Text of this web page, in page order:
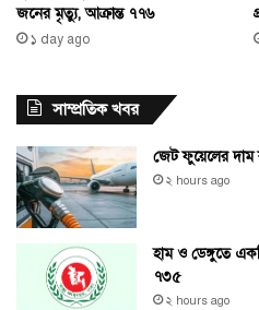
জনের মৃত্যু, আক্রান্ত ৭৭৬
১ day ago
সাম্প্রতিক খবর
জেট ফুয়েলের দাম
২ hours ago
হাম ও ডেঙ্গুতে
৭৩৫
২ hours ago